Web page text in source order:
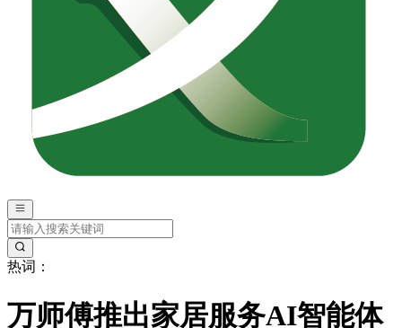
热词：
万师傅推出家居服务AI智能体